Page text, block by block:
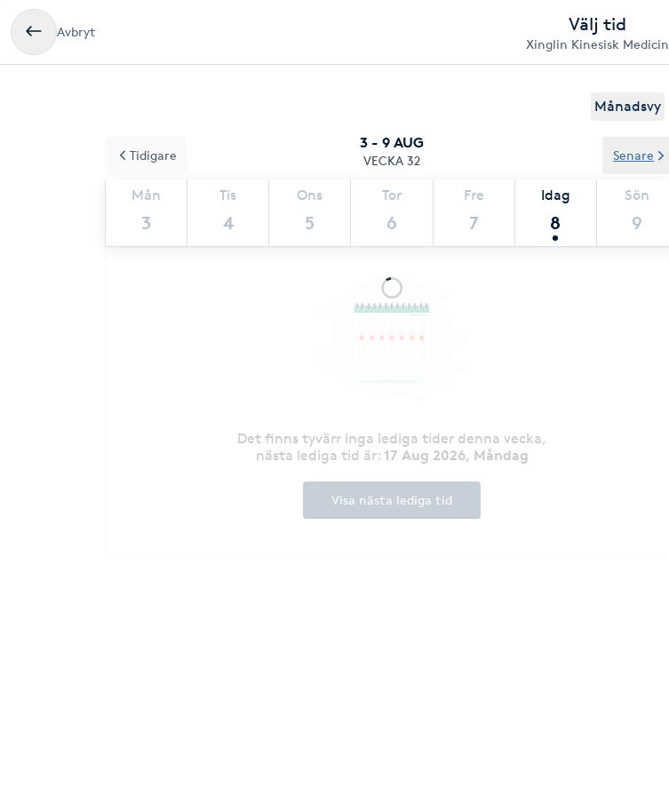
Avbryt Välj tid
Xinglin Kinesisk Medicin
Månadsvy
3 - 9 AUG
VECKA 32
Mån
3
Tis
4
Ons
5
Tor
6
Fre
7
Idag
8
Sön
9
Tidigare Senare
Det finns tyvärr inga lediga tider denna vecka,
nästa lediga tid är: 17 Aug 2026, Måndag
Visa nästa lediga tid